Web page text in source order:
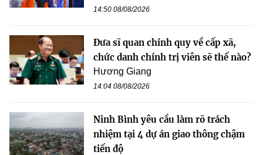
14:50 08/08/2026
Đưa sĩ quan chính quy về cấp xã,
chức danh chính trị viên sẽ thế nào?
Hương Giang
14:04 08/08/2026
Ninh Bình yêu cầu làm rõ trách
nhiệm tại 4 dự án giao thông chậm
tiến độ